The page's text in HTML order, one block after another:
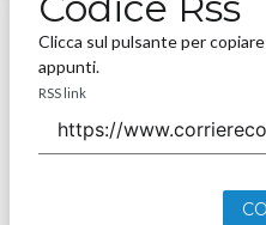
Clicca sul pulsante per copiare
appunti.
RSS link